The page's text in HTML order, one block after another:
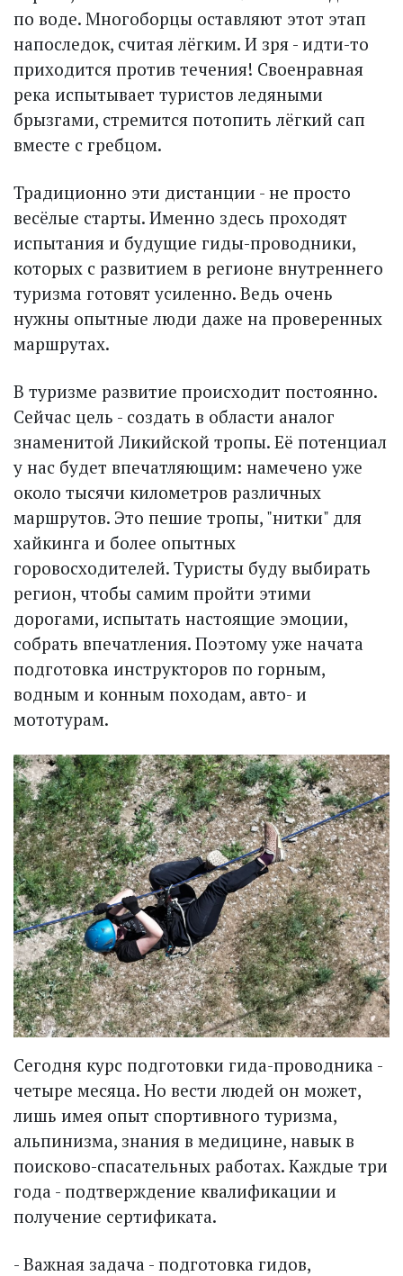
по воде. Многоборцы оставляют этот этап
напоследок, считая лёгким. И зря - идти-то
приходится против течения! Своенравная
река испытывает туристов ледяными
брызгами, стремится потопить лёгкий сап
вместе с гребцом.
Традиционно эти дистанции - не просто
весёлые старты. Именно здесь проходят
испытания и будущие гиды-проводники,
которых с развитием в регионе внутреннего
туризма готовят усиленно. Ведь очень
нужны опытные люди даже на проверенных
маршрутах.
В туризме развитие происходит постоянно.
Сейчас цель - создать в области аналог
знаменитой Ликийской тропы. Её потенциал
у нас будет впечатляющим: намечено уже
около тысячи километров различных
маршрутов. Это пешие тропы, "нитки" для
хайкинга и более опытных
горовосходителей. Туристы буду выбирать
регион, чтобы самим пройти этими
дорогами, испытать настоящие эмоции,
собрать впечатления. Поэтому уже начата
подготовка инструкторов по горным,
водным и конным походам, авто- и
мототурам.
Сегодня курс подготовки гида-проводника -
четыре месяца. Но вести людей он может,
лишь имея опыт спортивного туризма,
альпинизма, знания в медицине, навык в
поисково-спасательных работах. Каждые три
года - подтверждение квалификации и
получение сертификата.
- Важная задача - подготовка гидов,